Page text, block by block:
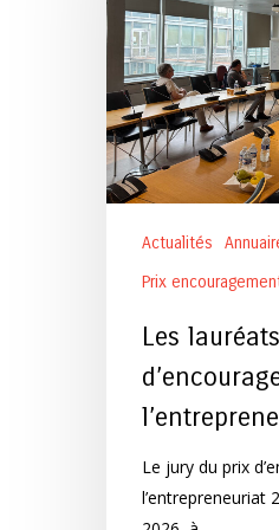
d’encouragement
à
l’entrepreneuriat
2026
Actualités
Prix
Les
Le jury du prix
l’entrepreneuriat